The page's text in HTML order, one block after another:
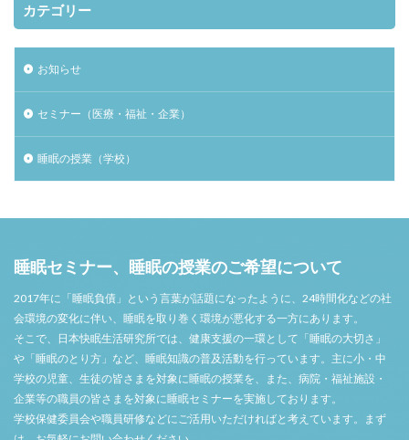
カテゴリー
お知らせ
セミナー（医療・福祉・企業）
睡眠の授業（学校）
睡眠セミナー、睡眠の授業のご希望について
2017年に「睡眠負債」という言葉が話題になったように、24時間化などの社
会環境の変化に伴い、睡眠を取り巻く環境が悪化する一方にあります。
そこで、日本快眠生活研究所では、健康支援の一環として「睡眠の大切さ」
や「睡眠のとり方」など、睡眠知識の普及活動を行っています。主に小・中
学校の児童、生徒の皆さまを対象に睡眠の授業を、また、病院・福祉施設・
企業等の職員の皆さまを対象に睡眠セミナーを実施しております。
学校保健委員会や職員研修などにご活用いただければと考えています。まず